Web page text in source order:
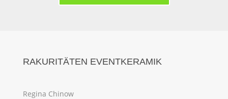
RAKURITÄTEN EVENTKERAMIK
Regina Chinow